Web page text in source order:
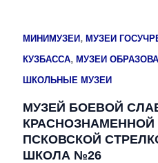
МИНИМУЗЕИ ,МУЗЕИ
КУЗБАССА,МУЗЕИ
ШКОЛЬНЫЕ МУЗЕИ
МУЗЕЙ БОЕВОЙ
КРАСНОЗНАМЕННОЙ
ПСКОВСКОЙ
ШКОЛА №26